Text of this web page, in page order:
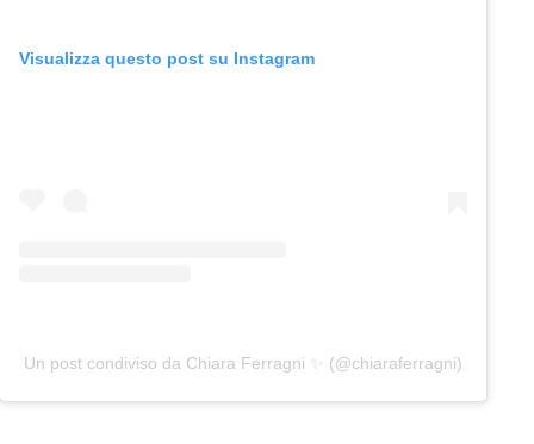
Visualizza questo post su Instagram
Un post condiviso da Chiara Ferragni ✨ (@chiaraferragni)